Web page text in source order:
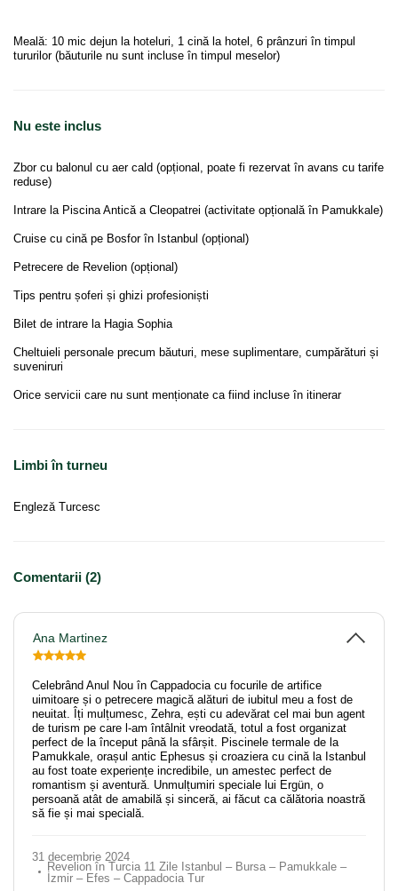
Meală: 10 mic dejun la hoteluri, 1 cină la hotel, 6 prânzuri în timpul
tururilor (băuturile nu sunt incluse în timpul meselor)
Nu este inclus
Zbor cu balonul cu aer cald (opțional, poate fi rezervat în avans cu tarife
reduse)
Intrare la Piscina Antică a Cleopatrei (activitate opțională în Pamukkale)
Cruise cu cină pe Bosfor în Istanbul (opțional)
Petrecere de Revelion (opțional)
Tips pentru șoferi și ghizi profesioniști
Bilet de intrare la Hagia Sophia
Cheltuieli personale precum băuturi, mese suplimentare, cumpărături și
suveniruri
Orice servicii care nu sunt menționate ca fiind incluse în itinerar
Limbi în turneu
Engleză Turcesc
Comentarii (2)
Ana Martinez
Celebrând Anul Nou în Cappadocia cu focurile de artifice
uimitoare și o petrecere magică alături de iubitul meu a fost de
neuitat. Îți mulțumesc, Zehra, ești cu adevărat cel mai bun agent
de turism pe care l-am întâlnit vreodată, totul a fost organizat
perfect de la început până la sfârșit. Piscinele termale de la
Pamukkale, orașul antic Ephesus și croaziera cu cină la Istanbul
au fost toate experiențe incredibile, un amestec perfect de
romantism și aventură. Unmulțumiri speciale lui Ergün, o
persoană atât de amabilă și sinceră, ai făcut ca călătoria noastră
să fie și mai specială.
31 decembrie 2024
Revelion în Turcia 11 Zile Istanbul – Bursa – Pamukkale –
İzmir – Efes – Cappadocia Tur